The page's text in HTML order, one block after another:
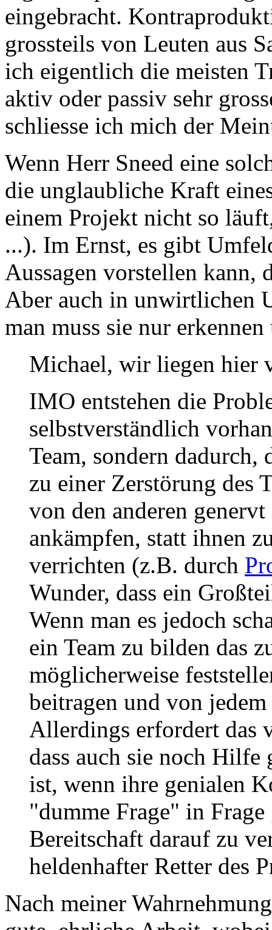
eingebracht.
grossteils von Leuten aus
ich eigentlich die meisten
aktiv oder passiv sehr
schliesse ich mich der
Wenn Herr Sneed eine
die unglaubliche Kraft
einem Projekt nicht so
...). Im Ernst, es gibt
Aussagen vorstellen kann,
Aber auch in unwirtlichen
man muss sie nur
Michael, wir liegen hier
IMO entstehen die
selbstverständlich
Team, sondern
zu einer Zerstörung des
von den anderen
ankämpfen, statt ihnen
verrichten (z.B. durch
Wunder, dass ein
Wenn man es jedoch
ein Team zu bilden das
möglicherweise
beitragen und von
Allerdings erfordert das
dass auch sie noch Hilfe
ist, wenn ihre genialen
"dumme Frage" in
Bereitschaft darauf zu
heldenhafter Retter des
Nach meiner